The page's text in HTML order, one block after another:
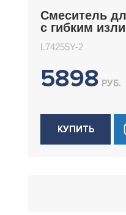
Смеситель
с гибким
L74255Y-2
5898 РУБ.
КУПИТЬ